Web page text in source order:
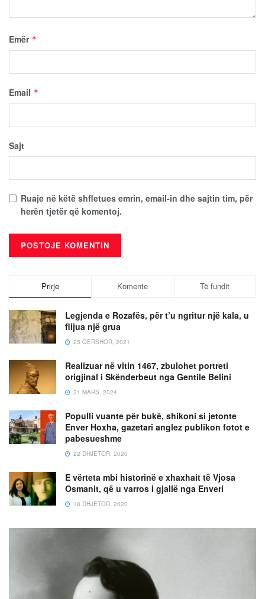
Emër *
Email *
Sajt
Ruaje në këtë shfletues emrin, email-in dhe sajtin tim, për
herën tjetër që komentoj.
Prirje Komente Të fundit
Legjenda e Rozafës, për t’u ngritur një kala, u
flijua një grua
25 QERSHOR, 2021
Realizuar në vitin 1467, zbulohet portreti
origjinal i Skënderbeut nga Gentile Belini
21 MARS, 2024
Populli vuante për bukë, shikoni si jetonte
Enver Hoxha, gazetari anglez publikon fotot e
pabesueshme
22 DHJETOR, 2020
E vërteta mbi historinë e xhaxhait të Vjosa
Osmanit, që u varros i gjallë nga Enveri
18 DHJETOR, 2020